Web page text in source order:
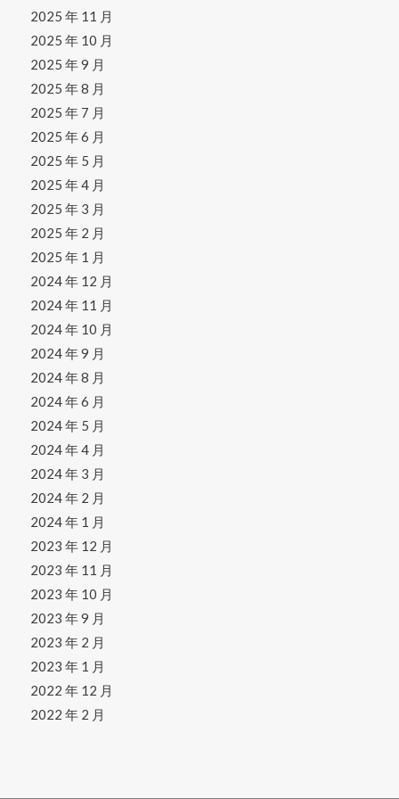
2025 年 11 月
2025 年 10 月
2025 年 9 月
2025 年 8 月
2025 年 7 月
2025 年 6 月
2025 年 5 月
2025 年 4 月
2025 年 3 月
2025 年 2 月
2025 年 1 月
2024 年 12 月
2024 年 11 月
2024 年 10 月
2024 年 9 月
2024 年 8 月
2024 年 6 月
2024 年 5 月
2024 年 4 月
2024 年 3 月
2024 年 2 月
2024 年 1 月
2023 年 12 月
2023 年 11 月
2023 年 10 月
2023 年 9 月
2023 年 2 月
2023 年 1 月
2022 年 12 月
2022 年 2 月